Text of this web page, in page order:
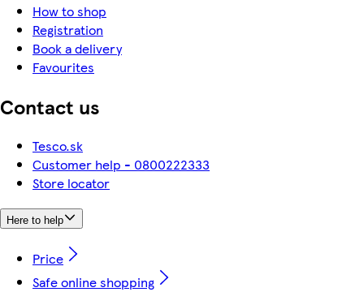
How to shop
Registration
Book a delivery
Favourites
Contact us
Tesco.sk
Customer help - 0800222333
Store locator
Here to help
Price
Safe online shopping